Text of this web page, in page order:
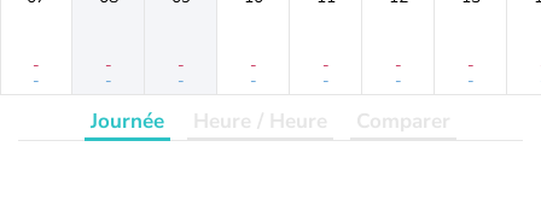
-
-
-
-
-
-
-
-
-
-
-
-
-
-
Journée Heure / Heure Comparer